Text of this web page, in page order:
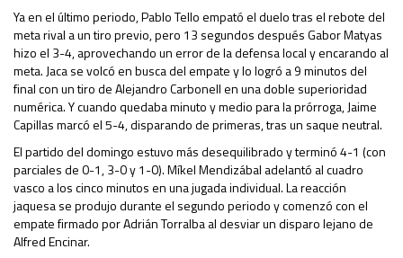
Ya en el último periodo, Pablo Tello empató el duelo tras el rebote del
meta rival a un tiro previo, pero 13 segundos después Gabor Matyas
hizo el 3-4, aprovechando un error de la defensa local y encarando al
meta. Jaca se volcó en busca del empate y lo logró a 9 minutos del
final con un tiro de Alejandro Carbonell en una doble superioridad
numérica. Y cuando quedaba minuto y medio para la prórroga, Jaime
Capillas marcó el 5-4, disparando de primeras, tras un saque neutral.
El partido del domingo estuvo más desequilibrado y terminó 4-1 (con
parciales de 0-1, 3-0 y 1-0). Míkel Mendizábal adelantó al cuadro
vasco a los cinco minutos en una jugada individual. La reacción
jaquesa se produjo durante el segundo periodo y comenzó con el
empate firmado por Adrián Torralba al desviar un disparo lejano de
Alfred Encinar.